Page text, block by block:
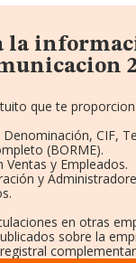
la
que te
CIF,
(BORME).
Ventas y Empleados.
y
en otras
sobre la